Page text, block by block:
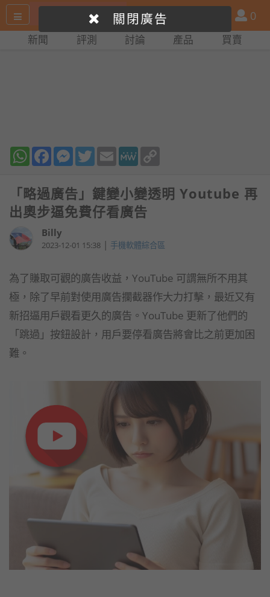
尋
產
品
比
會
員
0
新聞 評測 討論 產品 買賣
WhatsAppFacebookMessenger
TwitterEmail MeWe
「略過廣告」鍵變小變透明 Youtube 再
出奧步逼免費仔看廣告
Billy
2023-12-01 15:38 | 手機軟體綜合區
為了賺取可觀的廣告收益，YouTube 可謂無所不用其
極，除了早前對使用廣告攔截器作大力打擊，最近又有
新招逼用戶觀看更久的廣告。YouTube 更新了他們的
「跳過」按鈕設計，用戶要停看廣告將會比之前更加困
難。
關閉廣告